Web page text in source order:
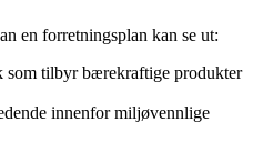
en forretningsplan kan se ut:
som tilbyr bærekraftige produkter
innenfor miljøvennlige